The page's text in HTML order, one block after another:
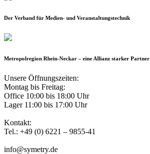
Der Verband für Medien- und Veranstaltungstechnik
Metropolregion Rhein-Neckar – eine Allianz starker Partner
Unsere Öffnungszeiten:
Montag bis Freitag:
Office 10:00 bis 18:00 Uhr
Lager 11:00 bis 17:00 Uhr
Kontakt:
Tel.: +49 (0) 6221 – 9855-41
info@symetry.de